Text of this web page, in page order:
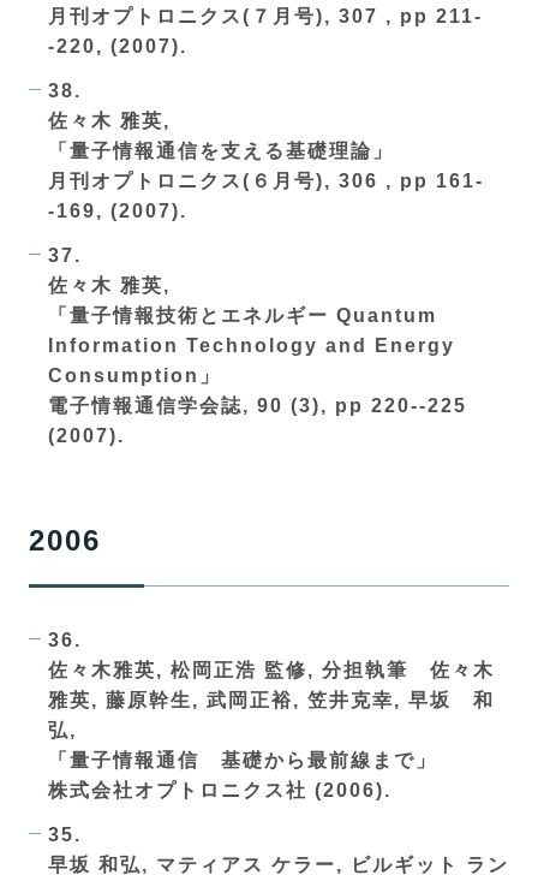
月刊オプトロニクス(７月号), 307 , pp 211-
-220, (2007).
38.
佐々木 雅英,
「量子情報通信を支える基礎理論」
月刊オプトロニクス(６月号), 306 , pp 161-
-169, (2007).
37.
佐々木 雅英,
「量子情報技術とエネルギー Quantum
Information Technology and Energy
Consumption」
電子情報通信学会誌, 90 (3), pp 220--225
(2007).
2006
36.
佐々木雅英, 松岡正浩 監修, 分担執筆 佐々木
雅英, 藤原幹生, 武岡正裕, 笠井克幸, 早坂 和
弘,
「量子情報通信 基礎から最前線まで」
株式会社オプトロニクス社 (2006).
35.
早坂 和弘, マティアス ケラー, ビルギット ラン